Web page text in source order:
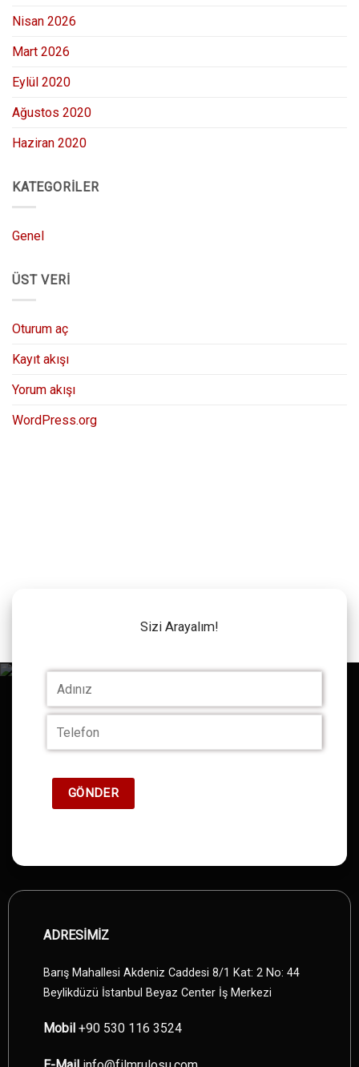
Nisan 2026
Mart 2026
Eylül 2020
Ağustos 2020
Haziran 2020
KATEGORILER
Genel
ÜST VERI
Oturum aç
Kayıt akışı
Yorum akışı
WordPress.org
Sizi Arayalım!
ADRESİMİZ
Barış Mahallesi Akdeniz Caddesi 8/1 Kat: 2 No: 44
Beylikdüzü İstanbul Beyaz Center İş Merkezi
Mobil +90 530 116 3524